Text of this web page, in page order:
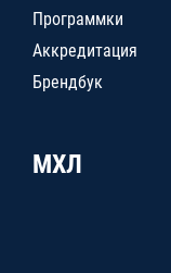
Программки
Аккредитация
Брендбук
МХЛ